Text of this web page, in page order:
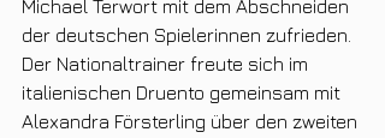
Michael Terwort mit dem Abschneiden
der deutschen Spielerinnen zufrieden.
Der Nationaltrainer freute sich im
italienischen Druento gemeinsam mit
Alexandra Försterling über den zweiten